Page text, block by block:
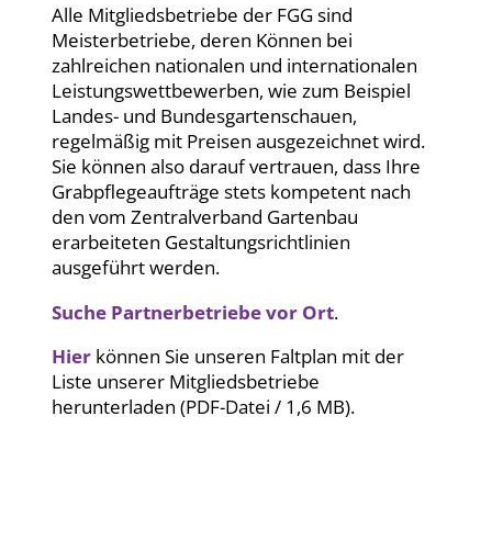
Alle Mitgliedsbetriebe der FGG sind
Meisterbetriebe, deren Können bei
zahlreichen nationalen und internationalen
Leistungswettbewerben, wie zum Beispiel
Landes- und Bundesgartenschauen,
regelmäßig mit Preisen ausgezeichnet wird.
Sie können also darauf vertrauen, dass Ihre
Grabpflegeaufträge stets kompetent nach
den vom Zentralverband Gartenbau
erarbeiteten Gestaltungsrichtlinien
ausgeführt werden.
Suche Partnerbetriebe vor Ort.
Hier können Sie unseren Faltplan mit der
Liste unserer Mitgliedsbetriebe
herunterladen (PDF-Datei / 1,6 MB).